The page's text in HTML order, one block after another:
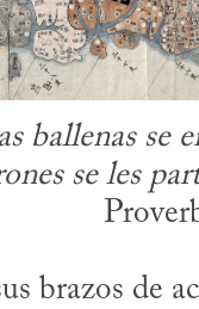
ballenas se
se les
brazos de